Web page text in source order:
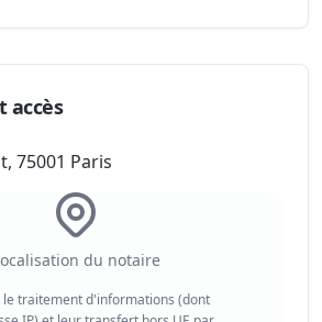
accès
75001 Paris
du notaire
le traitement d'informations (dont